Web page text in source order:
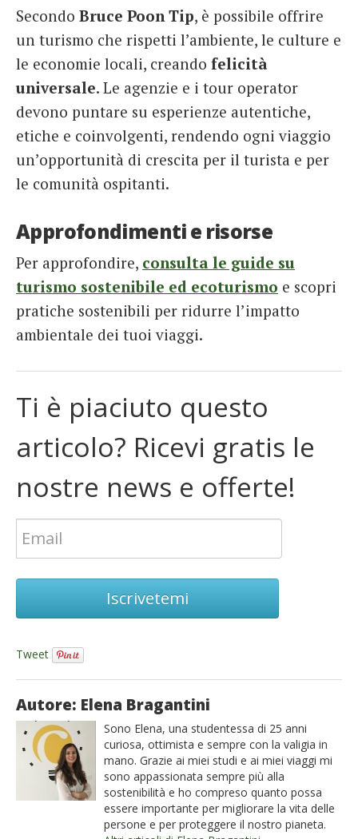
Secondo Bruce Poon Tip, è possibile offrire
un turismo che rispetti l’ambiente, le culture e
le economie locali, creando felicità
universale. Le agenzie e i tour operator
devono puntare su esperienze autentiche,
etiche e coinvolgenti, rendendo ogni viaggio
un’opportunità di crescita per il turista e per
le comunità ospitanti.
Approfondimenti e risorse
Per approfondire, consulta le guide su
turismo sostenibile ed ecoturismo e scopri
pratiche sostenibili per ridurre l’impatto
ambientale dei tuoi viaggi.
Ti è piaciuto questo
articolo? Ricevi gratis le
nostre news e offerte!
Iscrivetemi
Tweet
Autore: Elena Bragantini
Sono Elena, una studentessa di 25 anni
curiosa, ottimista e sempre con la valigia in
mano. Grazie ai miei studi e ai miei viaggi mi
sono appassionata sempre più alla
sostenibilità e ho compreso quanto possa
essere importante per migliorare la vita delle
persone e per proteggere il nostro pianeta.